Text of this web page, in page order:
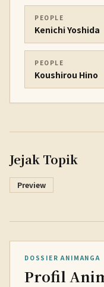
PEOPLE
Kenichi Yoshida
PEOPLE
Koushirou Hino
Jejak Topik
Preview
DOSSIER ANIMANGA
Profil